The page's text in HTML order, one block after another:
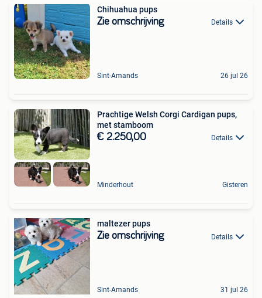
Chihuahua pups
Zie omschrijving Details
Sint-Amands 26 jul 26
Prachtige Welsh Corgi Cardigan pups,
met stamboom
€ 2.250,00 Details
Minderhout Gisteren
maltezer pups
Zie omschrijving Details
Sint-Amands 31 jul 26